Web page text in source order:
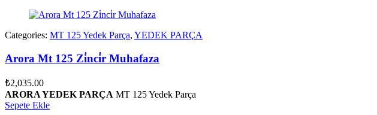
Categories: MT 125 Yedek Parça, YEDEK PARÇA
Arora Mt 125 Zi̇nci̇r Muhafaza
₺2,035.00
ARORA YEDEK PARÇA MT 125 Yedek Parça
Sepete Ekle